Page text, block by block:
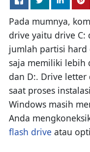
Pada mumnya,
drive yaitu drive C:
jumlah partisi hard
saja memiliki lebih
dan D:. Drive
saat proses
Windows masih
Anda
flash drive atau